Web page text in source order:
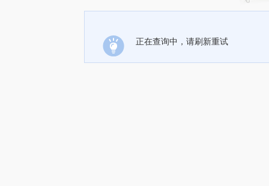
正在查询中，请刷新重试